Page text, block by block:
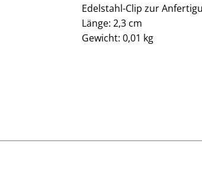
Edelstahl-Clip zur
Länge: 2,3 cm
Gewicht: 0,01 kg